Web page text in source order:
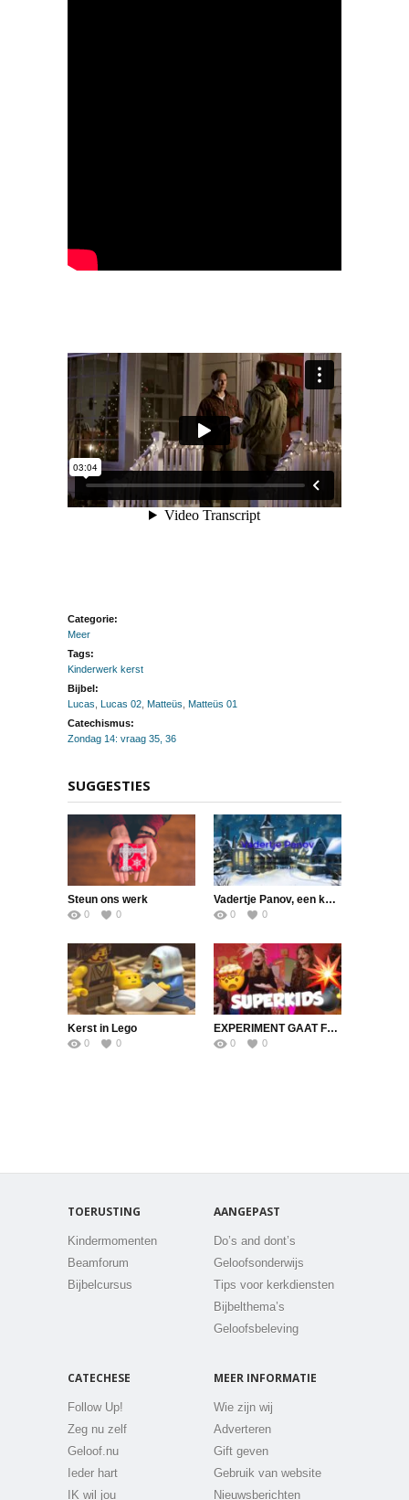
Categorie:
Meer
Tags:
Kinderwerk kerst
Bijbel:
Lucas Lucas 02 Matteüs Matteüs 01
Catechismus:
Zondag 14: vraag 35, 36
SUGGESTIES
Steun ons werk
0 0
Vadertje Panov, een kerstverhaal van L. Tolstoi
0 0
Kerst in Lego
0 0
EXPERIMENT GAAT FOUT | SuperKids Online
0 0
TOERUSTING
Kindermomenten
Beamforum
Bijbelcursus
AANGEPAST
Do’s and dont’s
Geloofsonderwijs
Tips voor kerkdiensten
Bijbelthema’s
Geloofsbeleving
CATECHESE
Follow Up!
Zeg nu zelf
Geloof.nu
Ieder hart
IK wil jou
MEER INFORMATIE
Wie zijn wij
Adverteren
Gift geven
Gebruik van website
Nieuwsberichten